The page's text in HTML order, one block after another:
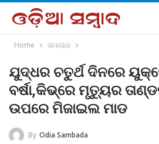
Home ସମାଚାର
ଯୁଦ୍ଧର ଚତୁର୍ଥ ଦିନରେ
ବର୍ଷା,କିଭ୍‌ରେ ମୃତ୍ୟୁର
ଉପରେ ମିଜାଇଲ ମାଡ
By Odia Sambada